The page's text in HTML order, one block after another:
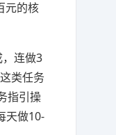
元的核
连做3
类任务
指引操
天做10-